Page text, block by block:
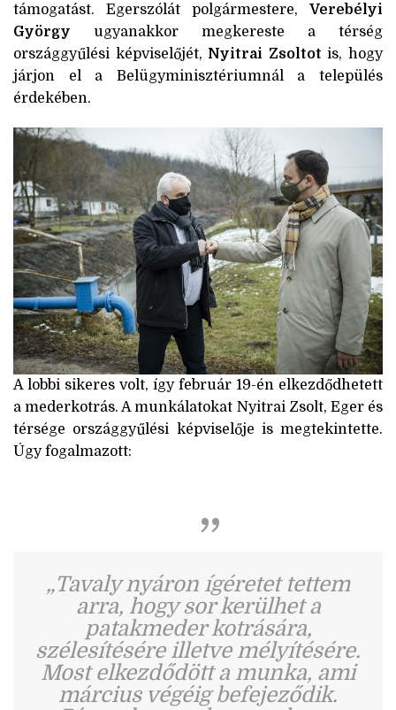
támogatást. Egerszólát polgármestere, Verebélyi
György ugyanakkor megkereste a térség
országgyűlési képviselőjét, Nyitrai Zsoltot is, hogy
járjon el a Belügyminisztériumnál a település
érdekében.
A lobbi sikeres volt, így február 19-én elkezdődhetett
a mederkotrás. A munkálatokat Nyitrai Zsolt, Eger és
térsége országgyűlési képviselője is megtekintette.
Úgy fogalmazott:
„Tavaly nyáron ígéretet tettem
arra, hogy sor kerülhet a
patakmeder kotrására,
szélesítésére illetve mélyítésére.
Most elkezdődött a munka, ami
március végéig befejeződik.